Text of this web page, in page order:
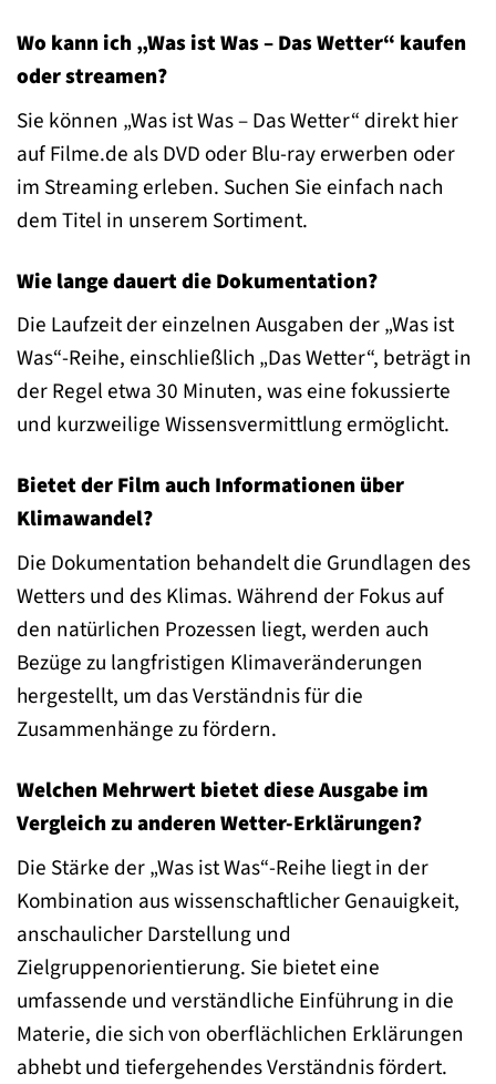
Wo kann ich „Was ist Was – Das Wetter“ kaufen
oder streamen?
Sie können „Was ist Was – Das Wetter“ direkt hier
auf Filme.de als DVD oder Blu-ray erwerben oder
im Streaming erleben. Suchen Sie einfach nach
dem Titel in unserem Sortiment.
Wie lange dauert die Dokumentation?
Die Laufzeit der einzelnen Ausgaben der „Was ist
Was“-Reihe, einschließlich „Das Wetter“, beträgt in
der Regel etwa 30 Minuten, was eine fokussierte
und kurzweilige Wissensvermittlung ermöglicht.
Bietet der Film auch Informationen über
Klimawandel?
Die Dokumentation behandelt die Grundlagen des
Wetters und des Klimas. Während der Fokus auf
den natürlichen Prozessen liegt, werden auch
Bezüge zu langfristigen Klimaveränderungen
hergestellt, um das Verständnis für die
Zusammenhänge zu fördern.
Welchen Mehrwert bietet diese Ausgabe im
Vergleich zu anderen Wetter-Erklärungen?
Die Stärke der „Was ist Was“-Reihe liegt in der
Kombination aus wissenschaftlicher Genauigkeit,
anschaulicher Darstellung und
Zielgruppenorientierung. Sie bietet eine
umfassende und verständliche Einführung in die
Materie, die sich von oberflächlichen Erklärungen
abhebt und tiefergehendes Verständnis fördert.